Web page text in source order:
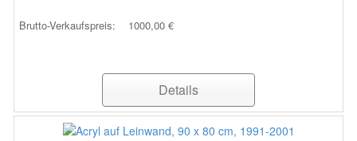
Brutto-Verkaufspreis: 1000,00 €
Details